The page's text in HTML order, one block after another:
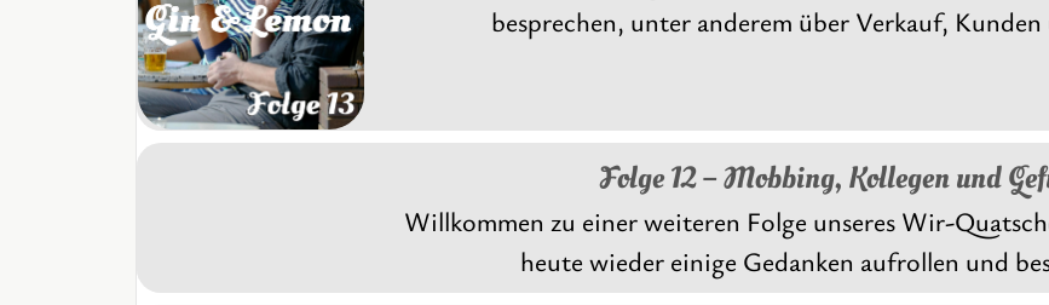
besprechen, unter anderem über Verkauf,
Folge 12 – Mobbing, Kollegen und
Willkommen zu einer weiteren Folge unseres Wir-
heute wieder einige Gedanken aufrollen und